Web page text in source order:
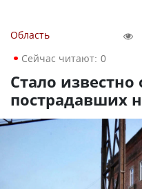
Область
Сейчас читают: 0
Стало известно
пострадавших